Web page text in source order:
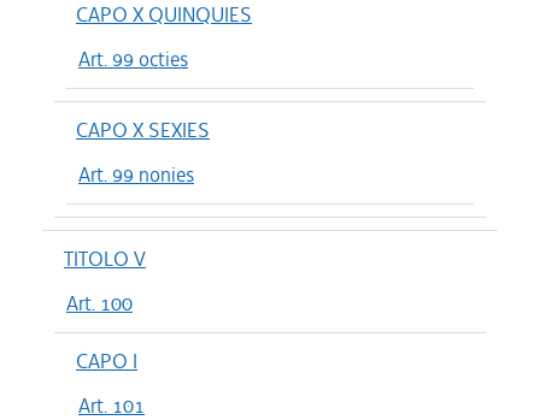
CAPO X QUINQUIES
Art. 99 octies
CAPO X SEXIES
Art. 99 nonies
TITOLO V
Art. 100
CAPO I
Art. 101